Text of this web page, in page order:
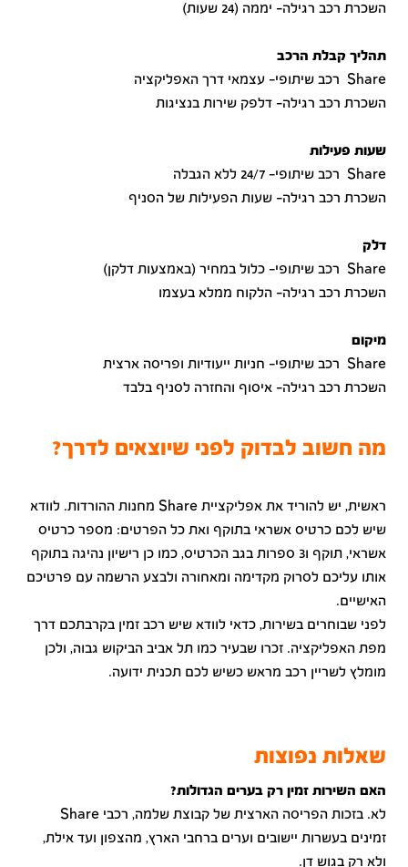
השכרת רכב רגילה- יממה (24 שעות)
תהליך קבלת הרכב
Share רכב שיתופי- עצמאי דרך האפליקציה
השכרת רכב רגילה- דלפק שירות בנציגות
שעות פעילות
Share רכב שיתופי- 24/7 ללא הגבלה
השכרת רכב רגילה- שעות הפעילות של הסניף
דלק
Share רכב שיתופי- כלול במחיר (באמצעות דלקן)
השכרת רכב רגילה- הלקוח ממלא בעצמו
מיקום
Share רכב שיתופי- חניות ייעודיות ופריסה ארצית
השכרת רכב רגילה- איסוף והחזרה לסניף בלבד
מה חשוב לבדוק לפני שיוצאים לדרך?
ראשית, יש להוריד את אפליקציית Share מחנות ההורדות. לוודא
שיש לכם כרטיס אשראי בתוקף ואת כל הפרטים: מספר כרטיס
אשראי, תוקף ו3 ספרות בגב הכרטיס, כמו כן רישיון נהיגה בתוקף
אותו עליכם לסרוק מקדימה ומאחורה ולבצע הרשמה עם פרטיכם
האישיים.
לפני שבוחרים בשירות, כדאי לוודא שיש רכב זמין בקרבתכם דרך
מפת האפליקציה. זכרו שבעיר כמו תל אביב הביקוש גבוה, ולכן
מומלץ לשריין רכב מראש כשיש לכם תכנית ידועה.
שאלות נפוצות
האם השירות זמין רק בערים הגדולות?
לא. בזכות הפריסה הארצית של קבוצת שלמה, רכבי Share
זמינים בעשרות יישובים וערים ברחבי הארץ, מהצפון ועד אילת,
ולא רק בגוש דן.